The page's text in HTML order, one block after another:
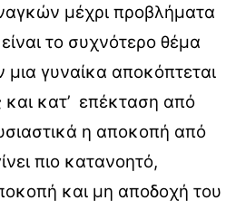
μέχρι προβλήματα
το συχνότερο θέμα
μια γυναίκα αποκόπτεται
κατ’ επέκταση από
η αποκοπή από
πιο κατανοητό,
και μη αποδοχή του